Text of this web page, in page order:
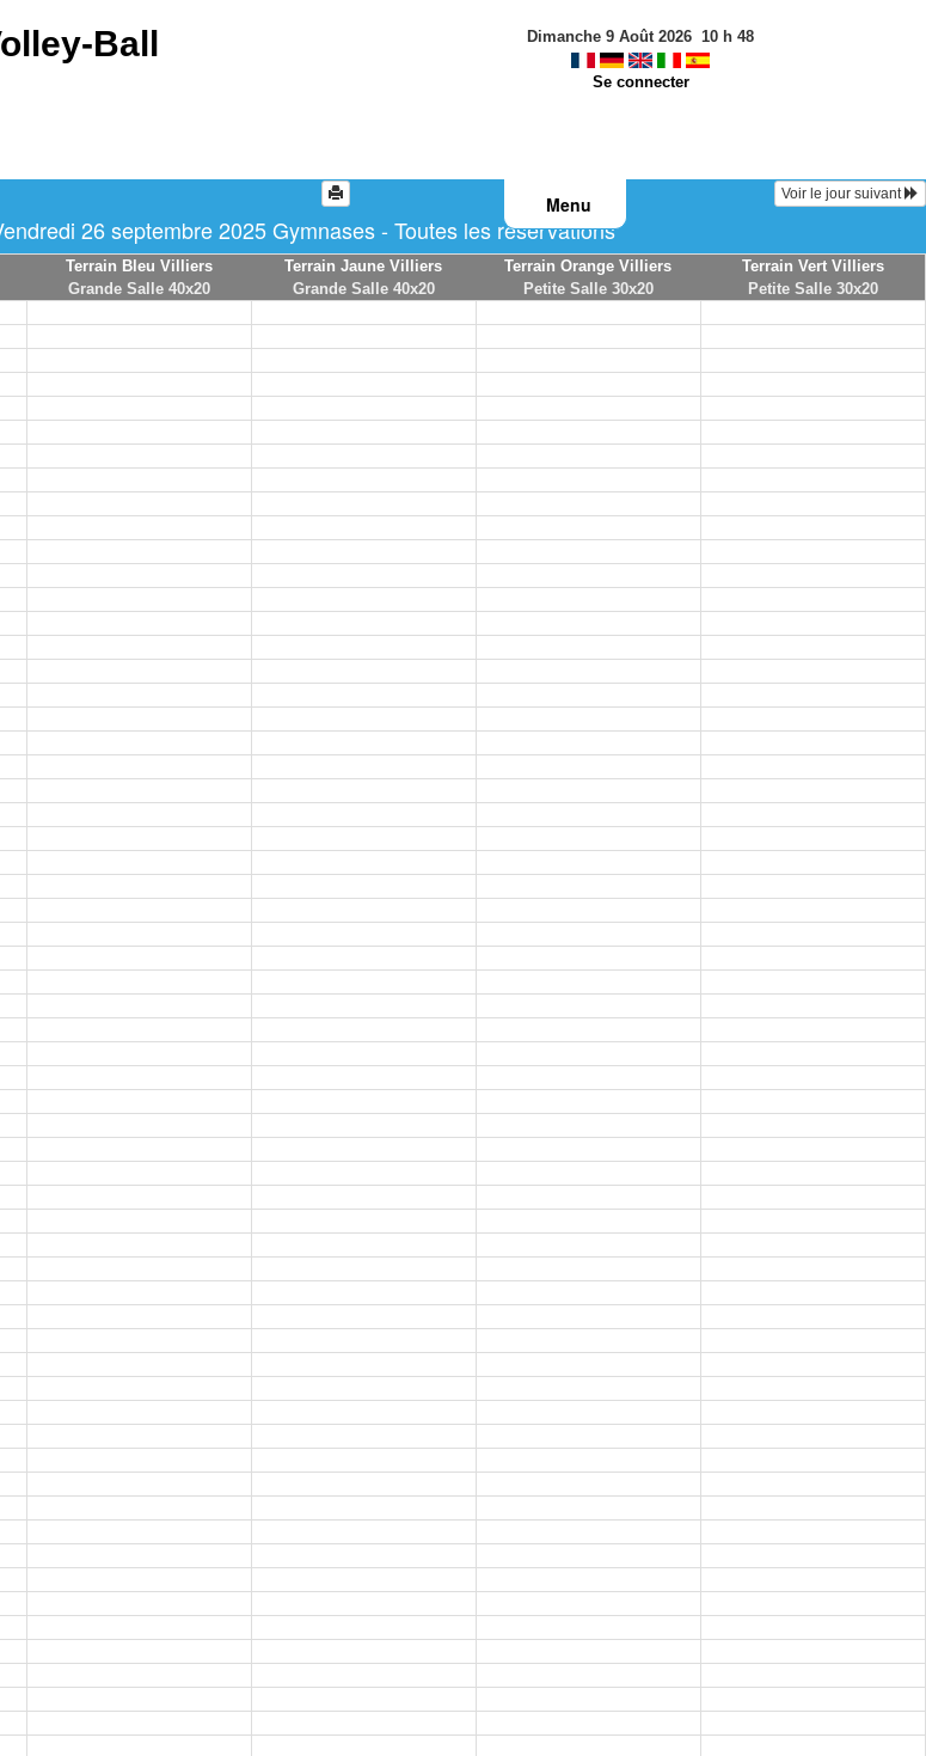
Ball Dimanche 9 Août 2026 10 h 48
Se connecter
Menu Voir le jour suivant
26 septembre 2025 Gymnases - Toutes les réservations
Terrain Bleu Villiers
Grande Salle 40x20
Terrain Jaune Villiers
Grande Salle 40x20
Terrain Orange Villiers
Petite Salle 30x20
Terrain Vert Villiers
Petite Salle 30x20